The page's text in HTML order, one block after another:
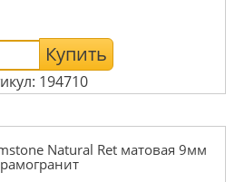
Купить
194710
Natural Ret матовая 9мм